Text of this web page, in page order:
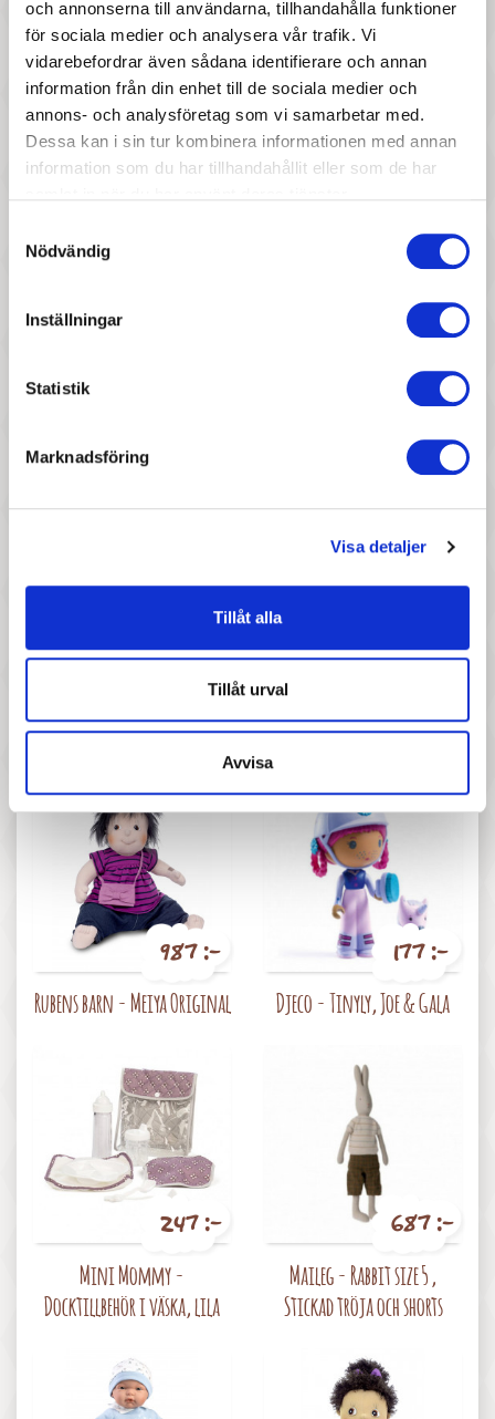
och annonserna till användarna, tillhandahålla funktioner
för sociala medier och analysera vår trafik. Vi
vidarebefordrar även sådana identifierare och annan
information från din enhet till de sociala medier och
annons- och analysföretag som vi samarbetar med.
Dessa kan i sin tur kombinera informationen med annan
information som du har tillhandahållit eller som de har
Nödvändig
Inställningar
Statistik
Marknadsföring
Visa detaljer
Tillåt alla
Tillåt urval
Avvisa
Pris
387 :-
Llorens spansk docka - Kläder
Mimo
Llorens spansk docka - Chloe
Miniland - Docka Petra, 38
977 :-
Llorens spansk docka -
2 197 :-
Melvin, reborn
357 :-
Maileg - Storasyster mus på
skidor - Rose
987 :-
Rubens barn - Meiya Original
177 :-
Djeco - Tinyly, Joe & Gala
247 :-
Mini Mommy -
Docktillbehör i väska, lila
687 :-
Maileg - Rabbit size 5 ,
Stickad tröja och shorts